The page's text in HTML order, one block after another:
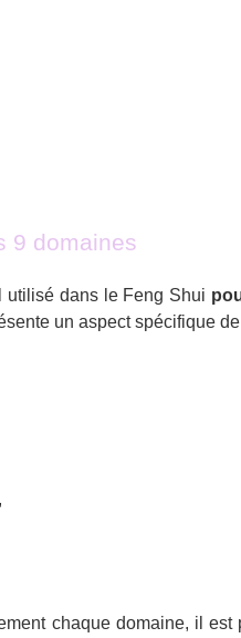
9 domaines
utilisé dans le Feng Shui
un aspect spécifique
chaque domaine, il